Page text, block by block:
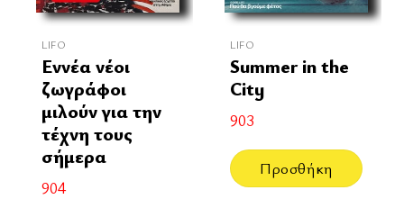
LIFO
Εννέα νέοι
ζωγράφοι
μιλούν για την
τέχνη τους
σήμερα
904
LIFO
Summer in the
City
903
Προσθήκη